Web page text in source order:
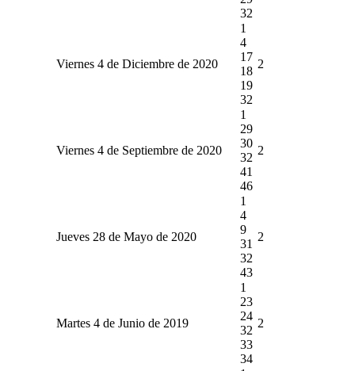
32
Viernes 4 de Diciembre de 2020
1
4
17
18
19
32
2
Viernes 4 de Septiembre de 2020
1
29
30
32
41
46
2
Jueves 28 de Mayo de 2020
1
4
9
31
32
43
2
Martes 4 de Junio de 2019
1
23
24
32
33
34
2